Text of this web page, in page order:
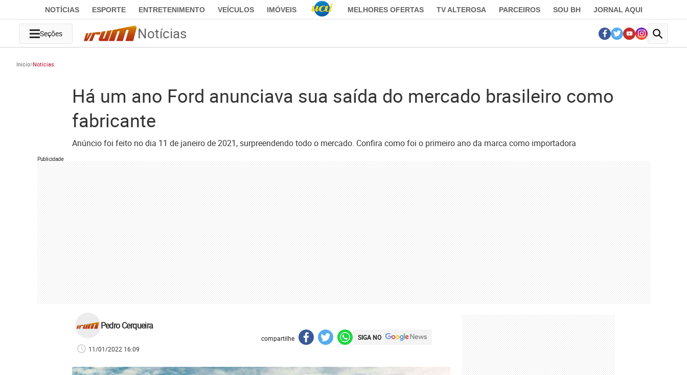
NOTÍCIAS ESPORTE ENTRETENIMENTO VEÍCULOS IMÓVEIS MELHORES OFERTAS TV ALTEROSA PARCEIROS SOU BH JORNAL AQUI
Seções Notícias
Início Notícias
Há um ano Ford anunciava sua saída do mercado brasileiro como
fabricante
Anúncio foi feito no dia 11 de janeiro de 2021, surpreendendo todo o mercado. Confira como foi o primeiro ano da marca como importadora
Publicidade
Pedro Cerqueira
11/01/2022 16:09
compartilhe SIGA NO